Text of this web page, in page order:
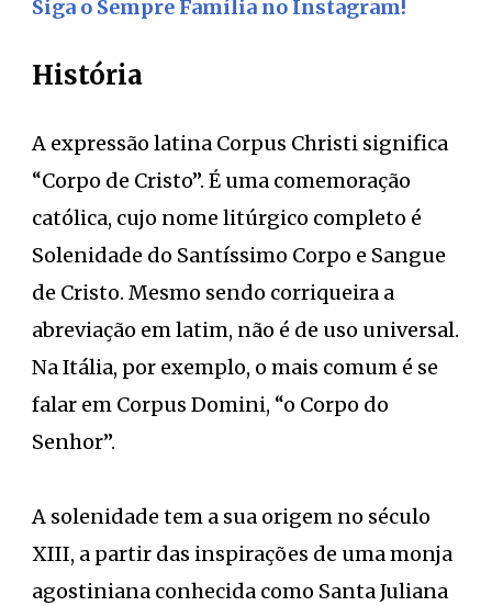
Siga o Sempre Família no Instagram!
História
A expressão latina Corpus Christi significa
“Corpo de Cristo”. É uma comemoração
católica, cujo nome litúrgico completo é
Solenidade do Santíssimo Corpo e Sangue
de Cristo. Mesmo sendo corriqueira a
abreviação em latim, não é de uso universal.
Na Itália, por exemplo, o mais comum é se
falar em Corpus Domini, “o Corpo do
Senhor”.
A solenidade tem a sua origem no século
XIII, a partir das inspirações de uma monja
agostiniana conhecida como Santa Juliana